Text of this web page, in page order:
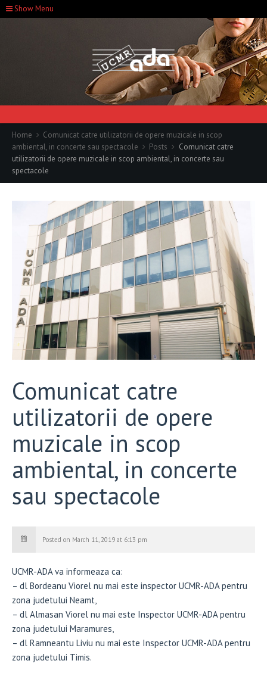
Show Menu
Home
Comunicat catre utilizatorii de opere muzicale in scop
ambiental, in concerte sau spectacole
Posts
Comunicat catre
utilizatorii de opere muzicale in scop ambiental, in concerte sau
spectacole
Comunicat catre
utilizatorii de opere
muzicale in scop
ambiental, in concerte
sau spectacole
Posted on March 11, 2019 at 6:13 pm
UCMR-ADA va informeaza ca:
– dl Bordeanu Viorel nu mai este inspector UCMR-ADA pentru
zona judetului Neamt,
– dl Almasan Viorel nu mai este Inspector UCMR-ADA pentru
zona judetului Maramures,
– dl Ramneantu Liviu nu mai este Inspector UCMR-ADA pentru
zona judetului Timis.